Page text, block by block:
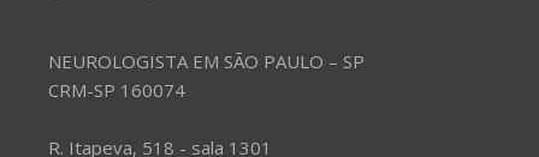
NEUROLOGISTA EM SÃO PAULO – SP
CRM-SP 160074
R. Itapeva, 518 - sala 1301